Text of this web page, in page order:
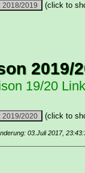
(click to
2019/
19/20
(click to
03.Juli 2017,